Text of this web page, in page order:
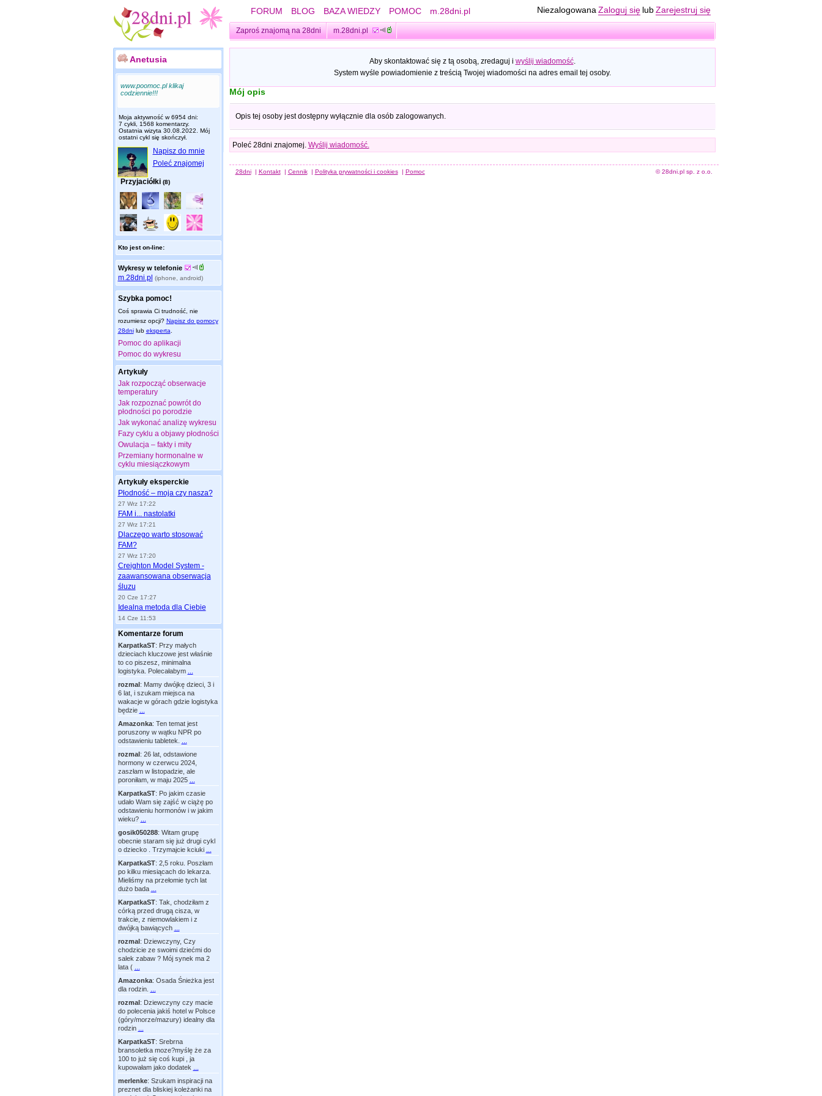
FORUM BLOG BAZA WIEDZY POMOC m.28dni.pl Niezalogowana Zaloguj się lub Zarejestruj się
Zaproś znajomą na 28dni m.28dni.pl
Anetusia
www.poomoc.pl klikaj
codziennie!!!
Moja aktywność w 6954 dni:
7 cykli, 1568 komentarzy.
Ostatnia wizyta 30.08.2022 . Mój
ostatni cykl się skończył.
Napisz do mnie
Poleć znajomej
Przyjaciółki (8)
Kto jest on-line:
Wykresy w telefonie
m.28dni.pl (iphone, android)
Szybka pomoc!
Coś sprawia Ci trudność, nie
rozumiesz opcji? Napisz do pomocy
28dnilub eksperta
Pomoc do aplikacji
Pomoc do wykresu
Artykuły
Jak rozpocząć obserwacje
temperatury
Jak rozpoznać powrót do
płodności po porodzie
Jak wykonać analizę wykresu
Fazy cyklu a objawy płodności
Owulacja – fakty i mity
Przemiany hormonalne w
cyklu miesiączkowym
Artykuły eksperckie
Płodność – moja czy nasza?
27 Wrz 17:22
FAM i... nastolatki
27 Wrz 17:21
Dlaczego warto stosować
FAM?
27 Wrz 17:20
Creighton Model System -
zaawansowana obserwacja
śluzu
20 Cze 17:27
Idealna metoda dla Ciebie
14 Cze 11:53
Komentarze forum
KarpatkaST: Przy małych
dzieciach kluczowe jest właśnie
to co piszesz, minimalna
logistyka. Polecałabym
rozmal: Mamy dwójkę dzieci, 3 i
6 lat, i szukam miejsca na
wakacje w górach gdzie logistyka
będzie
Amazonka: Ten temat jest
poruszony w wątku NPR po
odstawieniu tabletek.
rozmal: 26 lat, odstawione
hormony w czerwcu 2024,
zaszłam w listopadzie, ale
poroniłam, w maju 2025
KarpatkaST: Po jakim czasie
udało Wam się zajść w ciążę po
odstawieniu hormonów i w jakim
wieku?
gosik050288: Witam grupę
obecnie staram się już drugi cykl
o dziecko . Trzymajcie kciuki
KarpatkaST: 2,5 roku. Poszłam
po kilku miesiącach do lekarza.
Mieliśmy na przełomie tych lat
dużo bada
KarpatkaST: Tak, chodziłam z
córką przed drugą cisza, w
trakcie, z niemowlakiem i z
dwójką bawiących
rozmal: Dziewczyny, Czy
chodzicie ze swoimi dziećmi do
salek zabaw ? Mój synek ma 2
lata (
Amazonka: Osada Śnieżka jest
dla rodzin.
rozmal: Dziewczyny czy macie
do polecenia jakiś hotel w Polsce
(góry/morze/mazury) idealny dla
rodzin
KarpatkaST: Srebrna
bransoletka moze?myślę że za
100 to już się coś kupi , ja
kupowałam jako dodatek
merlenke: Szukam inspiracji na
preznet dla bliskiej koleżanki na
Aby skontaktować się z tą osobą, zredaguj i wyślij wiadomość.
System wyśle powiadomienie z treścią Twojej wiadomości na adres email tej osoby.
Mój opis
Opis tej osoby jest dostępny wyłącznie dla osób zalogowanych.
Poleć 28dni znajomej. Wyślij wiadomość.
28dni | Kontakt | Cennik | Polityka prywatności i cookies | Pomoc © 28dni.pl sp. z o.o.